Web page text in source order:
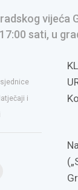
vijeća
sati, u
i